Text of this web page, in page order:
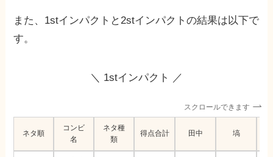
また、1stインパクトと2stインパクトの結果は以下で
す。
＼ 1stインパクト ／
スクロールできます
ネタ順
コンビ
名
ネタ種
類
得点合計 田中 塙